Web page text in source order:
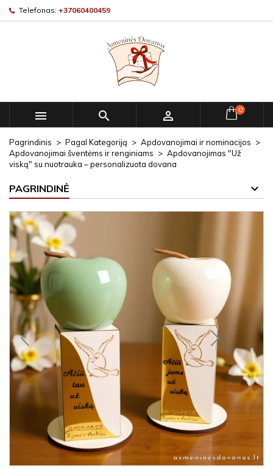
Telefonas: +37060400459
   0
Pagrindinis Pagal Kategoriją
Apdovanojimai ir nominacijos
Apdovanojimai šventėms ir renginiams
Apdovanojimas "Už
viską" su nuotrauka – personalizuota dovana
PAGRINDINĖ